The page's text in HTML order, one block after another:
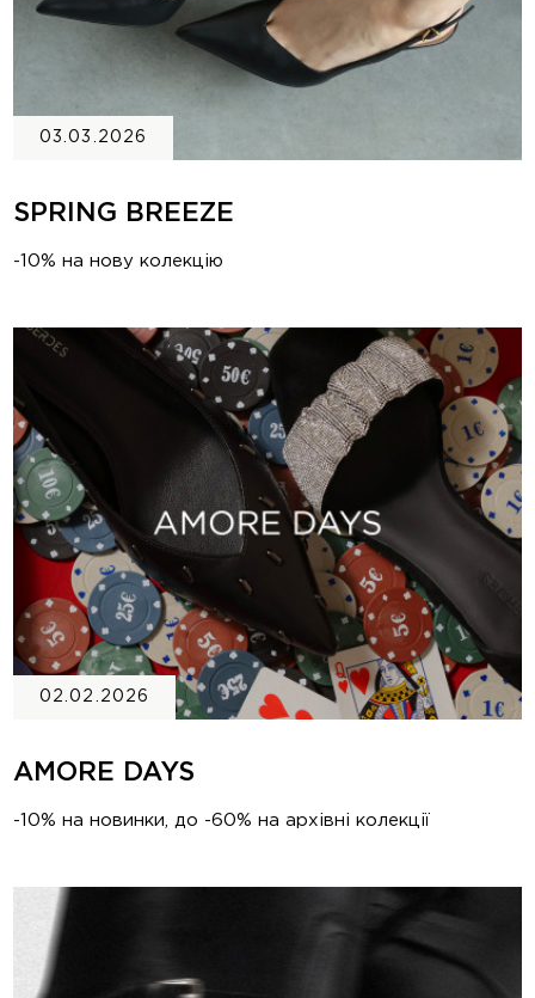
03.03.2026
SPRING BREEZE
-10% на нову колекцію
02.02.2026
AMORE DAYS
-10% на новинки, до -60% на архівні колекції